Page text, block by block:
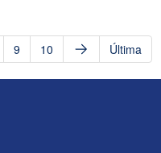
9 10 Última